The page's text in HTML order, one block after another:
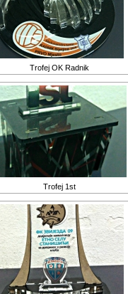
Trofej OK Radnik
Trofej 1st